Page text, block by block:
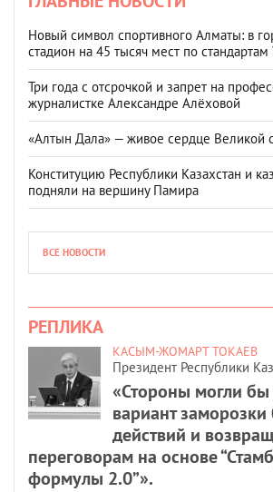
Новый символ спортивного Алматы: в
стадион на 45 тысяч мест по
Три года с отсрочкой и запрет на
журналистке Александре Алёховой
«Алтын Дала» — живое сердце Великой
Конституцию Республики Казахстан и
подняли на вершину Памира
ВСЕ НОВОСТИ
РЕПЛИКА
КАСЫМ-ЖОМАРТ ТОКАЕВ
Президент Республики
«Стороны могли бы
вариант
действий и
переговорам на основе
формулы 2.0”».